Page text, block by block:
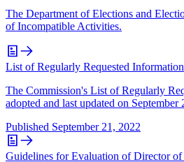
The Department of Elections and
of Incompatible Activities.
List of Regularly Requested Information
The Commission's List of Regularly
adopted and last updated on September
Published September 21, 2022
Guidelines for Evaluation of Director of